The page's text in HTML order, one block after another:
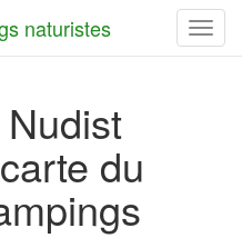
naturistes
du